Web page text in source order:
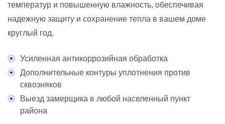
температур и повышенную влажность, обеспечивая
надежную защиту и сохранение тепла в вашем доме
круглый год.
Усиленная антикоррозийная обработка
Дополнительные контуры уплотнения против
сквозняков
Выезд замерщика в любой населенный пункт
района